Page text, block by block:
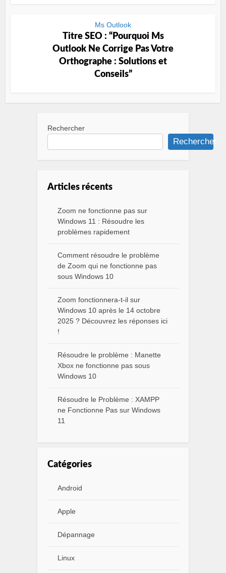
Ms Outlook
Titre SEO : “Pourquoi Ms
Outlook Ne Corrige Pas Votre
Orthographe : Solutions et
Conseils”
Rechercher
Rechercher
Articles récents
Zoom ne fonctionne pas sur
Windows 11 : Résoudre les
problèmes rapidement
Comment résoudre le problème
de Zoom qui ne fonctionne pas
sous Windows 10
Zoom fonctionnera-t-il sur
Windows 10 après le 14 octobre
2025 ? Découvrez les réponses ici
!
Résoudre le problème : Manette
Xbox ne fonctionne pas sous
Windows 10
Résoudre le Problème : XAMPP
ne Fonctionne Pas sur Windows
11
Catégories
Android
Apple
Dépannage
Linux